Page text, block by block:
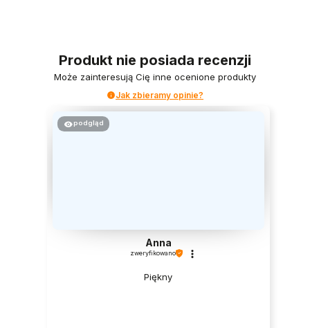
Produkt nie posiada recenzji
Może zainteresują Cię inne ocenione produkty
Jak zbieramy opinie?
podgląd
Anna
zweryfikowano
Piękny